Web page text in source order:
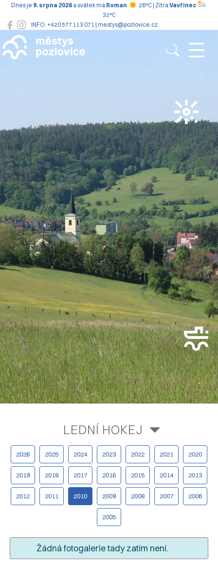
INFO: +420 577 113 071 | mestys@pozlovice.cz
Dnes je 9. srpna 2026 a svátek má Roman 26°C | Zítra Vavřinec
32°C
Pozlovice
LEDNÍ HOKEJ
2026 2025 2024 2023 2022 2021 2020
2019 2018 2017 2016 2015 2014 2013
2012 2011 2010 2009 2008 2007 2006
2005
Žádná fotogalerie tady zatím není.